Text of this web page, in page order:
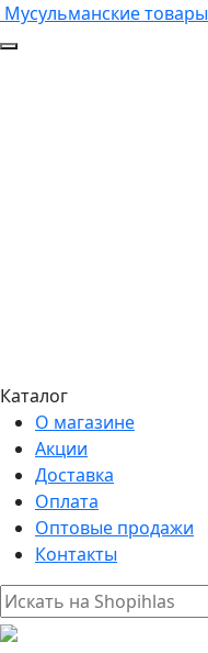
Мусульманские товары
Каталог
О магазине
Акции
Доставка
Оплата
Оптовые продажи
Контакты